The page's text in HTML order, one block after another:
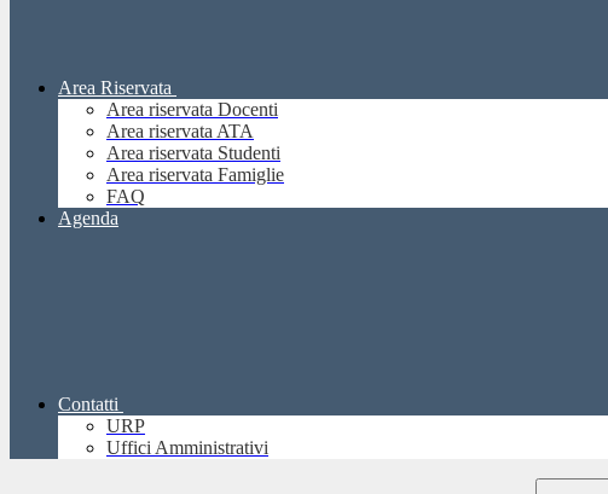
Area Riservata
Area riservata Docenti
Area riservata ATA
Area riservata Studenti
Area riservata Famiglie
FAQ
Agenda
Contatti
URP
Uffici Amministrativi